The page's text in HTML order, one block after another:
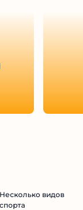
Несколько видов
спорта